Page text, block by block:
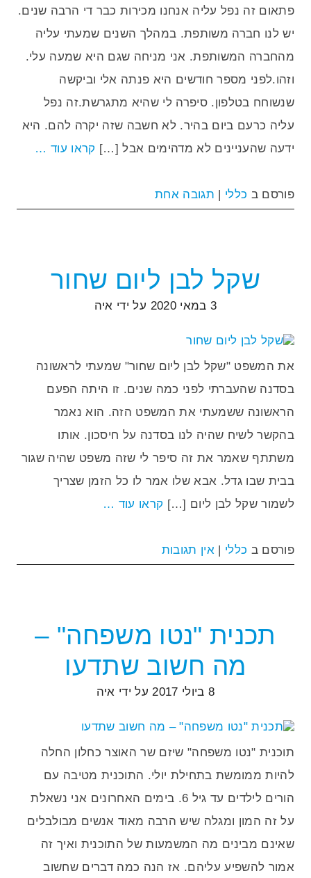
פתאום זה נפל עליה אנחנו מכירות כבר די הרבה שנים.
יש לנו חברה משותפת. במהלך השנים שמעתי עליה
מהחברה המשותפת. אני מניחה שגם היא שמעה עלי.
וזהו.לפני מספר חודשים היא פנתה אלי וביקשה
שנשוחח בטלפון. סיפרה לי שהיא מתגרשת.זה נפל
עליה כרעם ביום בהיר. לא חשבה שזה יקרה להם. היא
ידעה שהעניינים לא מדהימים אבל […] קראו עוד …
פורסם ב כללי | תגובה אחת
שקל לבן ליום שחור
3 במאי 2020 על ידי איה
את המשפט "שקל לבן ליום שחור" שמעתי לראשונה
בסדנה שהעברתי לפני כמה שנים. זו היתה הפעם
הראשונה ששמעתי את המשפט הזה. הוא נאמר
בהקשר לשיח שהיה לנו בסדנה על חיסכון. אותו
משתתף שאמר את זה סיפר לי שזה משפט שהיה שגור
בבית שבו גדל. אבא שלו אמר לו כל הזמן שצריך
לשמור שקל לבן ליום […] קראו עוד …
פורסם ב כללי | אין תגובות
תכנית "נטו משפחה" –
מה חשוב שתדעו
8 ביולי 2017 על ידי איה
תוכנית "נטו משפחה" שיזם שר האוצר כחלון החלה
להיות ממומשת בתחילת יולי. התוכנית מטיבה עם
הורים לילדים עד גיל 6. בימים האחרונים אני נשאלת
על זה המון ומגלה שיש הרבה מאוד אנשים מבולבלים
שאינם מבינים מה המשמעות של התוכנית ואיך זה
אמור להשפיע עליהם. אז הנה כמה דברים שחשוב